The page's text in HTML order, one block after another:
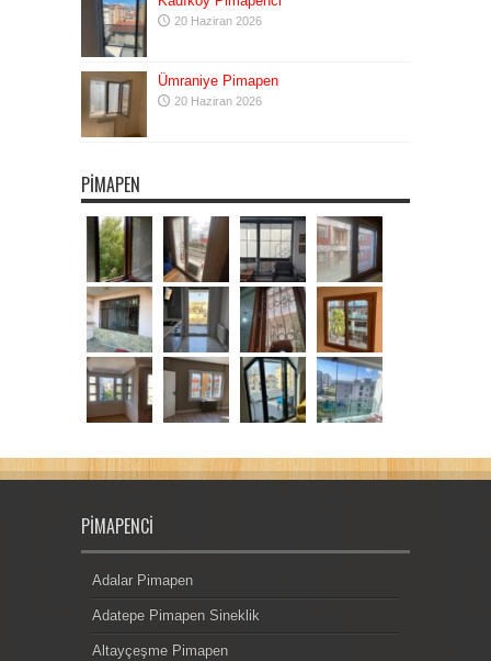
20 Haziran 2026
Ümraniye Pimapen
20 Haziran 2026
PIMAPEN
PIMAPENCI
Adalar Pimapen
Adatepe Pimapen Sineklik
Altayçeşme Pimapen